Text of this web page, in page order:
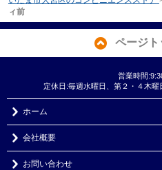
ィ前
ページト
営業時間
定休日:毎週水曜日、第２・４木
ホーム
会社概要
お問い合わせ